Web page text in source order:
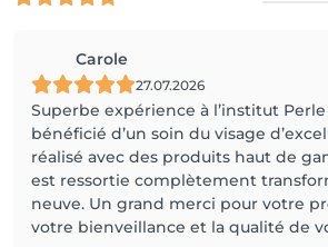
Carole
27.07.2026
Superbe expérience à l’institut Perle
bénéficié d’un soin du visage
réalisé avec des produits haut de
est ressortie complètement
neuve. Un grand merci pour votre
votre bienveillance et la qualité de